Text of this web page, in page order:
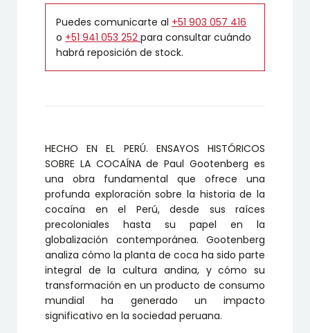
Puedes comunicarte al +51 903 057 416
o +51 941 053 252 para consultar cuándo
habrá reposición de stock.
HECHO EN EL PERÚ. ENSAYOS HISTÓRICOS
SOBRE LA COCAÍNA de Paul Gootenberg es
una obra fundamental que ofrece una
profunda exploración sobre la historia de la
cocaína en el Perú, desde sus raíces
precoloniales hasta su papel en la
globalización contemporánea. Gootenberg
analiza cómo la planta de coca ha sido parte
integral de la cultura andina, y cómo su
transformación en un producto de consumo
mundial ha generado un impacto
significativo en la sociedad peruana.